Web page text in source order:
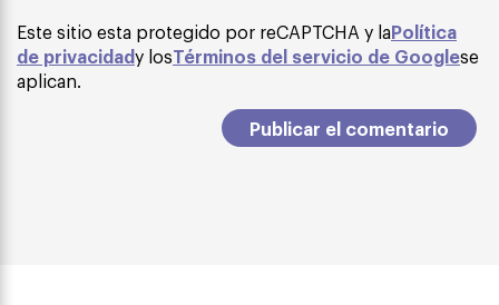
Este sitio esta protegido por reCAPTCHA y laPolítica
de privacidady losTérminos del servicio de Googlese
aplican.